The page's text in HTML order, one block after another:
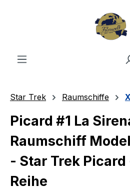
Star Trek Raumschiffe
Picard #1 La
Raumschiff
- Star Trek
Reihe